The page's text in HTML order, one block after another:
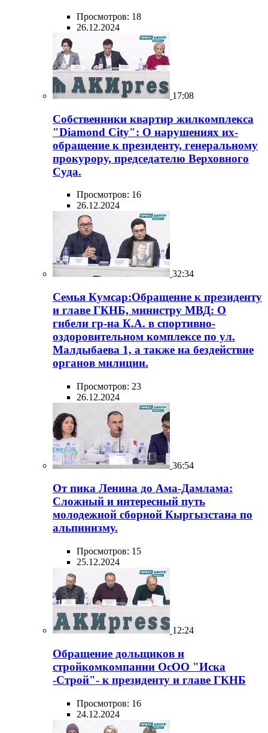
Просмотров: 18
26.12.2024
17:08
Собственники квартир жилкомплекса
"Diamond City": О нарушениях их-
обращение к президенту, генеральному
прокурору, председателю Верховного
Суда.
Просмотров: 16
26.12.2024
32:34
Семья Кумсар:Обращение к президенту
и главе ГКНБ, министру МВД: О
гибели гр-на К.А. в спортивно-
оздоровительном комплексе по ул.
Малдыбаева 1, а также на бездействие
органов милиции.
Просмотров: 23
26.12.2024
36:54
От пика Ленина до Ама-Дамлама:
Сложный и интересный путь
молодежной сборной Кыргызстана по
альпинизму.
Просмотров: 15
25.12.2024
12:24
Обращение дольщиков и
стройкомкомпании ОсОО "Иска
-Строй"- к президенту и главе ГКНБ
Просмотров: 16
24.12.2024